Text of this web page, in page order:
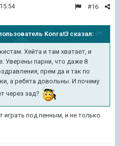
#16
Konrat3 сказал:
Хейта и там хватает, и
Уверены парни, что даже 8
прем да и так по
а ребята довольны. И почему
через зад?
играть под пенным, и не только